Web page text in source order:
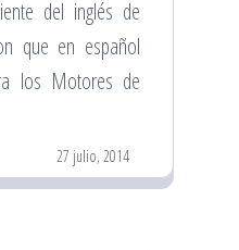
del inglés de
que en español
los Motores de
27 julio, 2014